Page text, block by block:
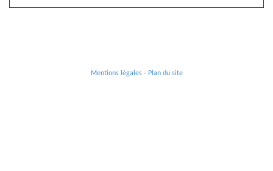
Mentions légales- Plan du site